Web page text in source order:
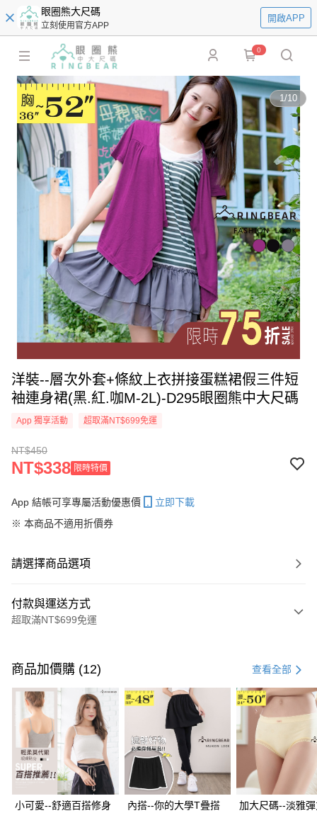
眼圈熊大尺碼
立刻使用官方APP
開啟APP
0
1/10
洋裝--層次外套+條紋上衣拼接蛋糕裙假三件短
袖連身裙(黑.紅.咖M-2L)-D295眼圈熊中大尺碼
App 獨享活動 超取滿NT$699免運
NT$450
NT$338 限時特價
App 結帳可享專屬活動優惠價
立即下載
※ 本商品不適用折價券
請選擇商品選項
付款與運送方式
超取滿NT$699免運
信用卡一次付款
超商取貨付款
LINE Pay
Apple Pay
街口支付
悠遊付
商品加價購 (12) 查看全部
小可愛--舒適百搭修身
內搭--你的大學T疊搭
加大尺碼--淡雅